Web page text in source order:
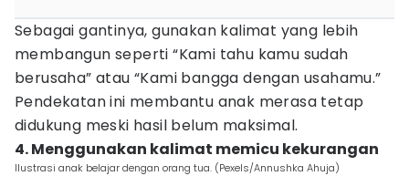
Sebagai gantinya, gunakan kalimat yang lebih
membangun seperti “Kami tahu kamu sudah
berusaha” atau “Kami bangga dengan usahamu.”
Pendekatan ini membantu anak merasa tetap
didukung meski hasil belum maksimal.
4. Menggunakan kalimat memicu kekurangan
Ilustrasi anak belajar dengan orang tua. (Pexels/Annushka Ahuja)